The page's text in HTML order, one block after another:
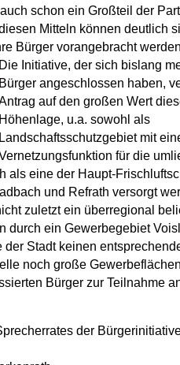
schon ein Großteil der
Mitteln können deutlich
Bürger vorangebracht
Die Initiative, der sich bislang
Bürger angeschlossen haben,
auf den großen Wert
Höhenlage, u.a. sowohl als
Landschaftsschutzgebiet mit
für die
als eine der Haupt-
und Refrath versorgt
zuletzt ein überregional
durch ein Gewerbegebiet
Stadt keinen
noch große
Bürger zur Teilnahme
der